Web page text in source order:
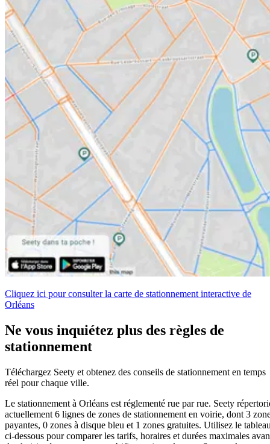
Cliquez ici pour consulter la carte de stationnement interactive de
Orléans
Ne vous inquiétez plus des règles de
stationnement
Téléchargez Seety et obtenez des conseils de stationnement en temps
réel pour chaque ville.
Le stationnement à Orléans est réglementé rue par rue. Seety
actuellement 6 lignes de zones de stationnement en voirie, dont 3
payantes, 0 zones à disque bleu et 1 zones gratuites. Utilisez le
ci-dessous pour comparer les tarifs, horaires et durées maximales